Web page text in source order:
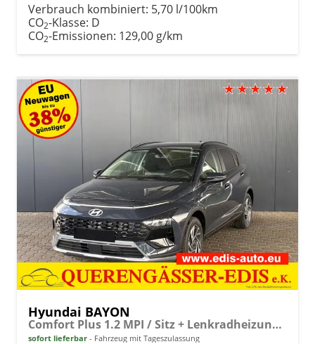
Verbrauch kombiniert: 5,70 l/100km
CO2-Klasse: D
CO2-Emissionen: 129,00 g/km
Hyundai BAYON
Comfort Plus 1.2 MPI / Sitz + Lenkradheizung PDC V&H Kamera LED Tempomat Keyless Alu 16"
sofort lieferbar Fahrzeug mit Tageszulassung